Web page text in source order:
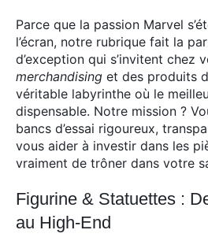
Parce que la passion Marvel
l’écran, notre rubrique fait la
d’exception qui s’invitent chez
merchandising et des produits
véritable labyrinthe où le
dispensable. Notre mission ?
bancs d’essai rigoureux,
vous aider à investir dans les
vraiment de trôner dans votre
Figurine & Statuettes :
au High-End